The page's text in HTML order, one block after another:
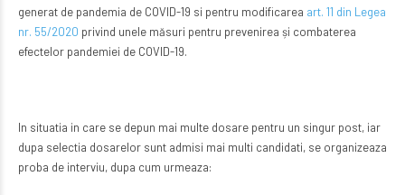
generat de pandemia de COVID-19 si pentru modificarea art. 11 din Legea
nr. 55/2020 privind unele măsuri pentru prevenirea și combaterea
efectelor pandemiei de COVID-19.
In situatia in care se depun mai multe dosare pentru un singur post, iar
dupa selectia dosarelor sunt admisi mai multi candidati, se organizeaza
proba de interviu, dupa cum urmeaza: